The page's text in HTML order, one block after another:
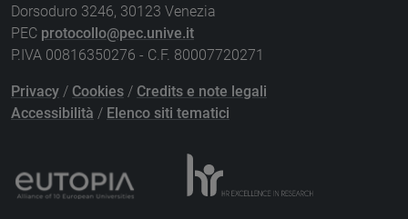
Dorsoduro 3246, 30123 Venezia
PEC protocollo@pec.unive.it
P.IVA 00816350276 - C.F. 80007720271
Privacy / Cookies / Credits e note legali
Accessibilità / Elenco siti tematici